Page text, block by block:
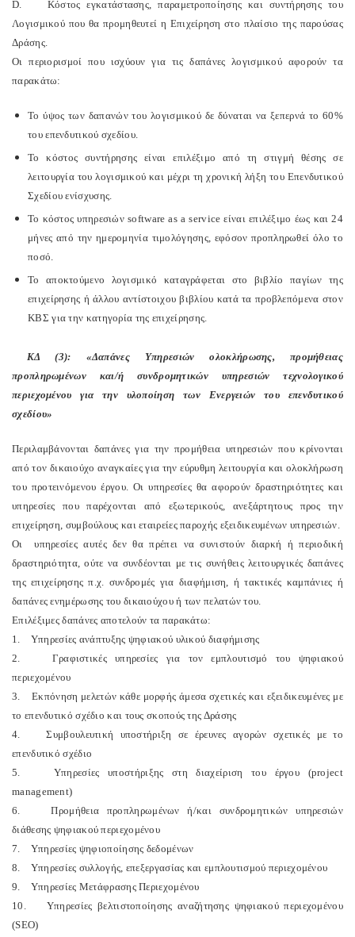
D. Κόστος εγκατάστασης, παραμετροποίησης και συντήρησης του
Λογισμικού που θα προμηθευτεί η Επιχείρηση στο πλαίσιο της παρούσας
Δράσης.
Οι περιορισμοί που ισχύουν για τις δαπάνες λογισμικού αφορούν τα
παρακάτω:
Το ύψος των δαπανών του λογισμικού δε δύναται να ξεπερνά το 60%
του επενδυτικού σχεδίου.
Το κόστος συντήρησης είναι επιλέξιμο από τη στιγμή θέσης σε
λειτουργία του λογισμικού και μέχρι τη χρονική λήξη του Επενδυτικού
Σχεδίου ενίσχυσης.
Το κόστος υπηρεσιών software as a service είναι επιλέξιμο έως και 24
μήνες από την ημερομηνία τιμολόγησης, εφόσον προπληρωθεί όλο το
ποσό.
Το αποκτούμενο λογισμικό καταγράφεται στο βιβλίο παγίων της
επιχείρησης ή άλλου αντίστοιχου βιβλίου κατά τα προβλεπόμενα στον
ΚΒΣ για την κατηγορία της επιχείρησης.
ΚΔ (3): «Δαπάνες Υπηρεσιών ολοκλήρωσης, προμήθειας
προπληρωμένων και/ή συνδρομητικών υπηρεσιών τεχνολογικού
περιεχομένου για την υλοποίηση των Ενεργειών του επενδυτικού
σχεδίου»
Περιλαμβάνονται δαπάνες για την προμήθεια υπηρεσιών που κρίνονται
από τον δικαιούχο αναγκαίες για την εύρυθμη λειτουργία και ολοκλήρωση
του προτεινόμενου έργου. Οι υπηρεσίες θα αφορούν δραστηριότητες και
υπηρεσίες που παρέχονται από εξωτερικούς, ανεξάρτητους προς την
επιχείρηση, συμβούλους και εταιρείες παροχής εξειδικευμένων υπηρεσιών.
Οι υπηρεσίες αυτές δεν θα πρέπει να συνιστούν διαρκή ή περιοδική
δραστηριότητα, ούτε να συνδέονται με τις συνήθεις λειτουργικές δαπάνες
της επιχείρησης π.χ. συνδρομές για διαφήμιση, ή τακτικές καμπάνιες ή
δαπάνες ενημέρωσης του δικαιούχου ή των πελατών του.
Επιλέξιμες δαπάνες αποτελούν τα παρακάτω:
1. Υπηρεσίες ανάπτυξης ψηφιακού υλικού διαφήμισης
2. Γραφιστικές υπηρεσίες για τον εμπλουτισμό του ψηφιακού
περιεχομένου
3. Εκπόνηση μελετών κάθε μορφής άμεσα σχετικές και εξειδικευμένες με
το επενδυτικό σχέδιο και τους σκοπούς της Δράσης
4. Συμβουλευτική υποστήριξη σε έρευνες αγορών σχετικές με το
επενδυτικό σχέδιο
5. Υπηρεσίες υποστήριξης στη διαχείριση του έργου (project
management)
6. Προμήθεια προπληρωμένων ή/και συνδρομητικών υπηρεσιών
διάθεσης ψηφιακού περιεχομένου
7. Υπηρεσίες ψηφιοποίησης δεδομένων
8. Υπηρεσίες συλλογής, επεξεργασίας και εμπλουτισμού περιεχομένου
9. Υπηρεσίες Μετάφρασης Περιεχομένου
10. Υπηρεσίες βελτιστοποίησης αναζήτησης ψηφιακού περιεχομένου
(SEO)